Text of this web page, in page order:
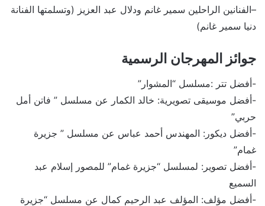
–الفنانين الراحلين سمير غانم ودلال عبد العزيز (وتسلمتها الفنانة
دنيا سمير غانم)
جوائز المهرجان الرسمية
-أفضل تتر :مسلسل “المشوار”
-أفضل موسيقى تصويرية: خالد الكمار عن مسلسل ” فاتن أمل
حربي”
-أفضل ديكور: المهندس أحمد عباس عن مسلسل ” جزيرة
غمام”
-أفضل تصوير: لمسلسل “جزيرة غمام” للمصور إسلام عبد
السميع
-أفضل مؤلف: المؤلف عبد الرحيم كمال عن مسلسل “جزيرة